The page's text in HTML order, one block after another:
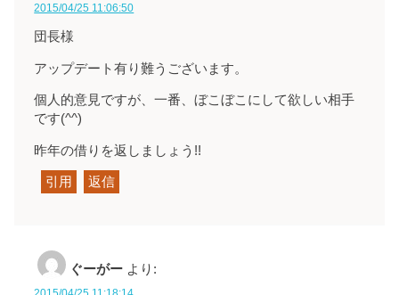
2015/04/25 11:06:50
団長様
アップデート有り難うございます。
個人的意見ですが、一番、ぼこぼこにして欲しい相手
です(^^)
昨年の借りを返しましょう!!
引用 返信
ぐーがー より: